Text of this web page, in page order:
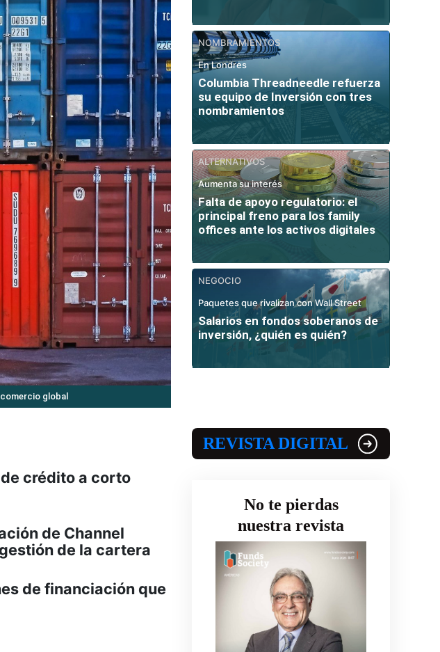
global
crédito a corto
de Channel
de la cartera
de financiación que
NOMBRAMIENTOS
En Londres
Columbia Threadneedle refuerza
su equipo de Inversión con tres
nombramientos
ALTERNATIVOS
Aumenta su interés
Falta de apoyo regulatorio: el
principal freno para los family
offices ante los activos digitales
NEGOCIO
Paquetes que rivalizan con Wall Street
Salarios en fondos soberanos de
inversión, ¿quién es quién?
REVISTA DIGITAL
No te pierdas
nuestra revista